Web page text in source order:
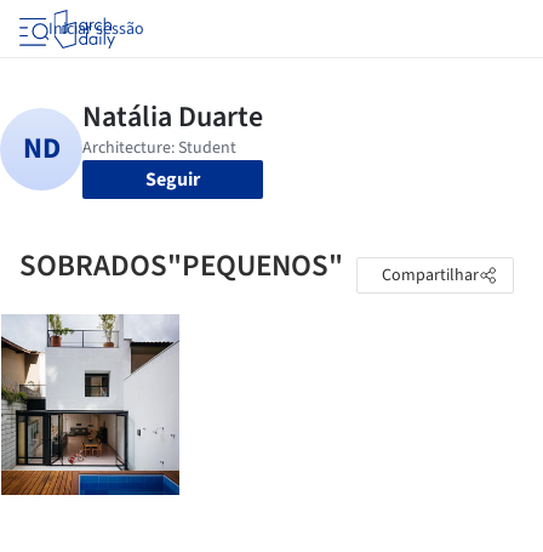
Iniciar sessão
Seguir
SOBRADOS"PEQUENOS" Compartilhar